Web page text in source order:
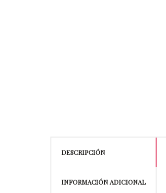
DESCRIPCIÓN
INFORMACIÓN ADICIONAL